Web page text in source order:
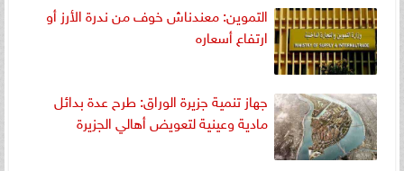
التموين: معندناش خوف من ندرة الأرز أو
ارتفاع أسعاره
جهاز تنمية جزيرة الوراق: طرح عدة بدائل
مادية وعينية لتعويض أهالي الجزيرة